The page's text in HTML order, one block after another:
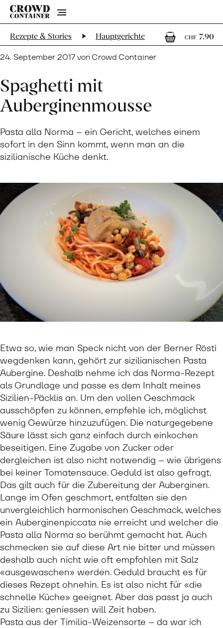
Menu
Rezepte & Stories Hauptgerichte
CHF 7.901
24. September 2017 von Crowd Container
Spaghetti mit
Auberginenmousse
Pasta alla Norma – ein Gericht, welches einem
sofort in den Sinn kommt, wenn man an die
sizilianische Küche denkt.
Etwa so, wie man Speck nicht von der Berner Rösti
wegdenken kann, gehört zur sizilianischen Pasta
Aubergine. Deshalb nehme ich das Norma-Rezept
als Grundlage und passe es dem Inhalt meines
Sizilien-Päcklis an. Um den vollen Geschmack
ausschöpfen zu können, empfehle ich, möglichst
wenig Gewürze hinzuzufügen. Die naturgegebene
Säure lässt sich ganz einfach durch einkochen
beseitigen. Eine Zugabe von Zucker oder
dergleichen ist also nicht notwendig – wie übrigens
bei keiner Tomatensauce. Geduld ist also gefragt.
Das gilt auch für die Zubereitung der Auberginen.
Lange im Ofen geschmort, entfalten sie den
unvergleichlich harmonischen Geschmack, welches
ein Auberginenpiccata nie erreicht und welcher die
Pasta alla Norma so berühmt gemacht hat. Auch
schmecken sie auf diese Art nie bitter und müssen
deshalb auch nicht wie oft empfohlen mit Salz
«ausgewaschen» werden. Geduld braucht es für
dieses Rezept ohnehin. Es ist also nicht für «die
schnelle Küche» geeignet. Aber das passt ja auch
zu Sizilien: geniessen will Zeit haben.
Pasta aus der Timilia-Weizensorte – da war ich